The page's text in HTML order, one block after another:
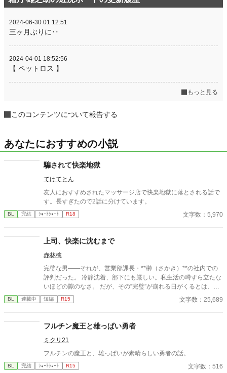
2024-06-30 01:12:51
三ヶ月ぶりに‥
2024-04-01 18:52:56
【 ペットロス 】
もっと見る
このコンテンツについて報告する
あなたにおすすめの小説
騙されて快楽地獄
てけてとん
友人におすすめされたマッサージ店で快楽地獄に落とされる話で
す。長すぎたので2話に分けています。
BL 完結 ｼｮｰﾄｼｮｰﾄ R18 文字数：5,970
上司、快楽に沈むまで
赤林檎
完璧な男――それが、営業部課長・**榊（さかき）**の社内での
評判だった。 冷静沈着、部下にも厳しい。私生活の噂すら立たな
いほどの隙のなさ。 だが、その“完璧”が崩れる日がくるとは、誰
も想像していなかった。 入社三年目の篠原は、榊の直属の部下。
真面目だが強気で、どこか挑発的な笑みを浮かべる青年。 ある
原は上司に向かって、いつもの穏やかな口調を崩した。「……そ
んな顔、部下には見せないんですね」 疲労で僅かに緩んだ榊の表
情。 その弱さを見逃さず、篠原はデスク越しに距離を詰める。
「強がらなくていいですよ。俺の前では、もう」 指先が榊のネク
た。 拒むことも、許すこともできないまま、 彼は“部下”の手によ
BL 連載中 短編 R15 文字数：25,689
フルチン魔王と雄っぱい勇者
ミクリ21
フルチンの魔王と、雄っぱいが素晴らしい勇者の話。
BL 完結 ｼｮｰﾄｼｮｰﾄ R15 文字数：516